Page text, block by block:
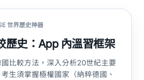
世界歷史神器
歷史：App 內溫習框架
比較方法，深入分析20世紀主要
生須掌握極權國家（納粹德國、